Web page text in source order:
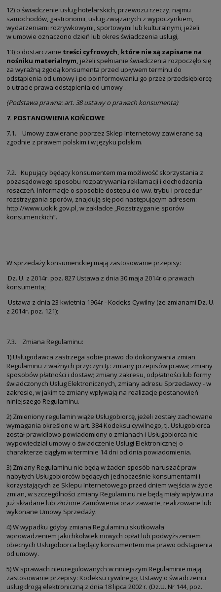
12) o świadczenie usług hotelarskich, przewozu rzeczy, najmu
samochodów, gastronomii, usług związanych z wypoczynkiem,
wydarzeniami rozrywkowymi, sportowymi lub kulturalnymi, jeżeli
w umowie oznaczono dzień lub okres świadczenia usługi,
13) o dostarczanie treści cyfrowych, które nie są zapisane na
nośniku materialnym, jeżeli spełnianie świadczenia rozpoczęło się
za wyraźną zgodą konsumenta przed upływem terminu do
odstąpienia od umowy i po poinformowaniu go przez przedsiębiorcę
o utracie prawa odstąpienia od umowy .
(Podstawa prawna: art. 38 ustawy o prawach konsumenta)
7. POSTANOWIENIA KOŃCOWE
7.1. Umowy zawierane poprzez Sklep Internetowy zawierane są
zgodnie z prawem polskim i w języku polskim.
7.2. Kupujący będący konsumentem ma możliwość skorzystania z
pozasądowego sposobu rozpatrywania reklamacji i dochodzenia
roszczeń. Informacje o sposobie dostępu do ww. trybu i procedur
rozstrzygania sporów, znajdują się pod następującym adresem:
http://www.uokik.gov.pl, w zakładce „Rozstrzyganie sporów
konsumenckich”.
W sprzedaży konsumenckiej mają zastosowanie przepisy:
Dz. U. z 2014r. poz. 827 Ustawa z dnia 30 maja 2014r o prawach
konsumenta;
Ustawa z dnia 23 kwietnia 1964r - Kodeks Cywilny (ze zmianami Dz. U.
z 2014r. poz. 121);
7.3. Zmiana Regulaminu:
1) Usługodawca zastrzega sobie prawo do dokonywania zmian
Regulaminu z ważnych przyczyn tj.: zmiany przepisów prawa; zmiany
sposobów płatności i dostaw; zmiany zakresu, odpłatności lub formy
świadczonych Usług Elektronicznych, zmiany adresu Sprzedawcy - w
zakresie, w jakim te zmiany wpływają na realizacje postanowień
niniejszego Regulaminu.
2) Zmieniony regulamin wiąże Usługobiorcę, jeżeli zostały zachowane
wymagania określone w art. 384 Kodeksu cywilnego, tj. Usługobiorca
został prawidłowo powiadomiony o zmianach i Usługobiorca nie
wypowiedział umowy o świadczenie Usługi Elektronicznej o
charakterze ciągłym w terminie 14 dni od dnia powiadomienia.
3) Zmiany Regulaminu nie będą w żaden sposób naruszać praw
nabytych Usługobiorców będących jednocześnie konsumentami i
korzystających ze Sklepu Internetowego przed dniem wejścia w życie
zmian, w szczególności zmiany Regulaminu nie będą miały wpływu na
już składane lub złożone Zamówienia oraz zawarte, realizowane lub
wykonane Umowy Sprzedaży.
4) W wypadku gdyby zmiana Regulaminu skutkowała
wprowadzeniem jakichkolwiek nowych opłat lub podwyższeniem
obecnych Usługobiorca będący konsumentem ma prawo odstąpienia
od umowy.
5) W sprawach nieuregulowanych w niniejszym Regulaminie mają
zastosowanie przepisy: Kodeksu cywilnego; Ustawy o świadczeniu
usług drogą elektroniczną z dnia 18 lipca 2002 r. (Dz.U. Nr 144, poz.